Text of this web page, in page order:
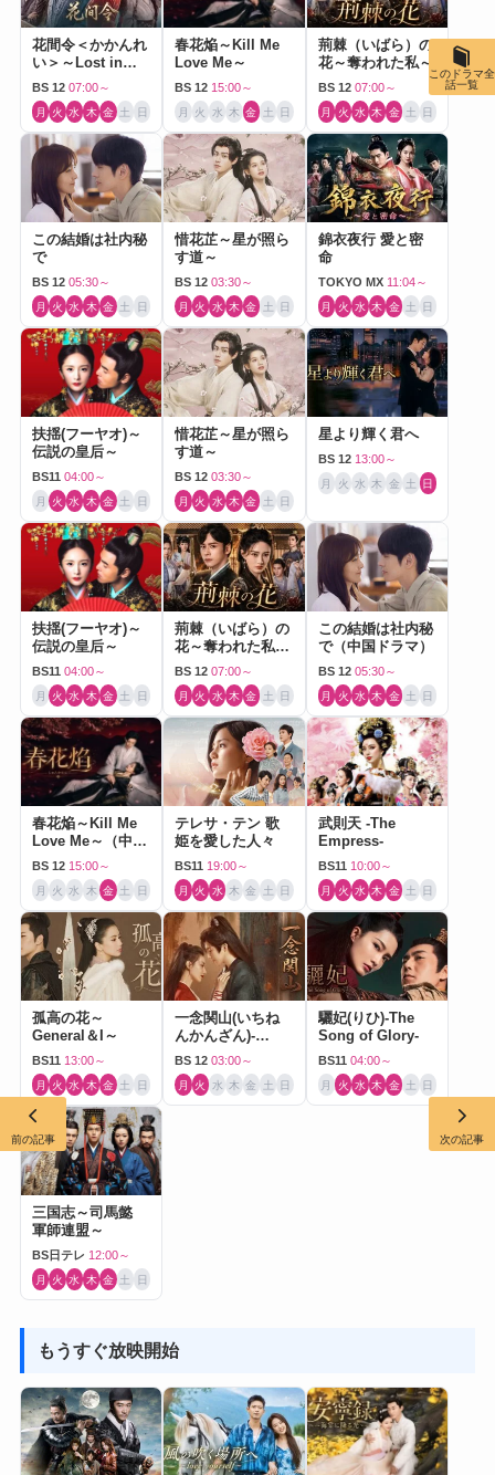
花間令＜かかんれ
い＞～Lost in
Love～
BS 12 07:00～
月 火 水 木 金 土 日
春花焔～Kill Me
Love Me～
BS 12 15:00～
月 火 水 木 金 土 日
荊棘（いばら）の
花～奪われた私～
BS 12 07:00～
月 火 水 木 金 土 日
この結婚は社内秘
で
BS 12 05:30～
月 火 水 木 金 土 日
惜花芷～星が照ら
す道～
BS 12 03:30～
月 火 水 木 金 土 日
錦衣夜行 愛と密
命
TOKYO MX 11:04～
月 火 水 木 金 土 日
扶揺(フーヤオ)～
伝説の皇后～
BS11 04:00～
月 火 水 木 金 土 日
惜花芷～星が照ら
す道～
BS 12 03:30～
月 火 水 木 金 土 日
星より輝く君へ
BS 12 13:00～
月 火 水 木 金 土 日
扶揺(フーヤオ)～
伝説の皇后～
BS11 04:00～
月 火 水 木 金 土 日
荊棘（いばら）の
花～奪われた私～
（中国ドラマ）
BS 12 07:00～
月 火 水 木 金 土 日
この結婚は社内秘
で（中国ドラマ）
BS 12 05:30～
月 火 水 木 金 土 日
春花焔～Kill Me
Love Me～（中国
ドラマ）
BS 12 15:00～
月 火 水 木 金 土 日
テレサ・テン 歌
姫を愛した人々
BS11 19:00～
月 火 水 木 金 土 日
武則天 -The
Empress-
BS11 10:00～
月 火 水 木 金 土 日
孤高の花～
General＆I～
BS11 13:00～
月 火 水 木 金 土 日
一念関山(いちね
んかんざん)-
Journey to Love-
BS 12 03:00～
月 火 水 木 金 土 日
驪妃(りひ)-The
Song of Glory-
BS11 04:00～
月 火 水 木 金 土 日
三国志～司馬懿
軍師連盟～
BS日テレ 12:00～
月 火 水 木 金 土 日
もうすぐ放映開始
前の記事 次の記事
このドラマ全
話一覧